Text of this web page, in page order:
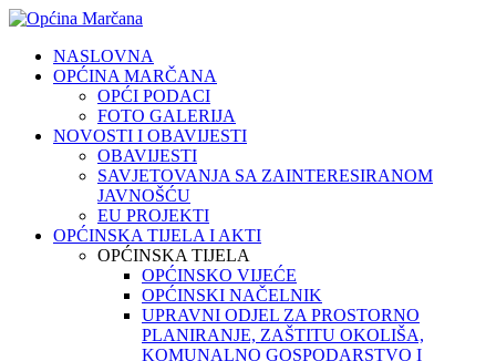
NASLOVNA
OPĆINA MARČANA
OPĆI PODACI
FOTO GALERIJA
NOVOSTI I OBAVIJESTI
OBAVIJESTI
SAVJETOVANJA SA ZAINTERESIRANOM
JAVNOŠĆU
EU PROJEKTI
OPĆINSKA TIJELA I AKTI
OPĆINSKA TIJELA
OPĆINSKO VIJEĆE
OPĆINSKI NAČELNIK
UPRAVNI ODJEL ZA PROSTORNO
PLANIRANJE, ZAŠTITU OKOLIŠA,
KOMUNALNO GOSPODARSTVO I